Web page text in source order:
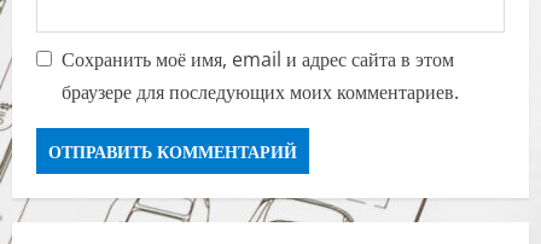
Сохранить моё имя, email и адрес сайта в этом
браузере для последующих моих комментариев.